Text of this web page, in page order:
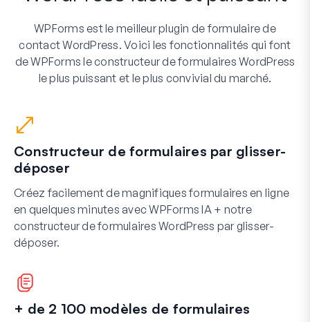
WPForms est le meilleur plugin de formulaire de
contact WordPress. Voici les fonctionnalités qui font
de WPForms le constructeur de formulaires WordPress
le plus puissant et le plus convivial du marché.
Constructeur de formulaires par glisser-
déposer
Créez facilement de magnifiques formulaires en ligne
en quelques minutes avec WPForms IA + notre
constructeur de formulaires WordPress par glisser-
déposer.
+ de 2 100 modèles de formulaires